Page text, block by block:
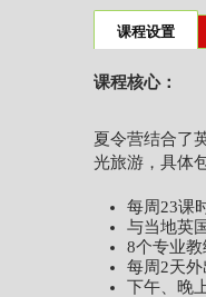
课程设置
课程核心：
夏令营结合了
光旅游，具体
每周23课
与当地英
8个专业教
每周2天
下午、晚